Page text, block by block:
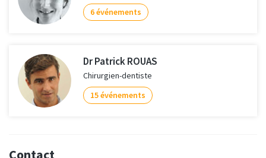
6 événements
Dr Patrick ROUAS
Chirurgien-dentiste
15 événements
Contact